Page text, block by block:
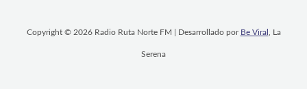
Copyright © 2026 Radio Ruta Norte FM | Desarrollado por Be Viral , La
Serena